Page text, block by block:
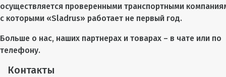
осуществляется проверенными транспортными
с которыми «Sladrus» работает не первый год.
Больше о нас, наших партнерах и товарах – в чате или по
телефону.
Контакты